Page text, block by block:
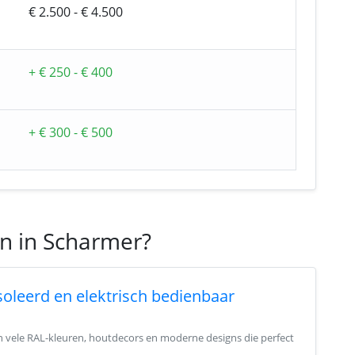
€ 2.500 - € 4.500
+ € 250 - € 400
+ € 300 - € 500
in Scharmer?
en elektrisch bedienbaar
RAL-kleuren, houtdecors en moderne designs die perfect